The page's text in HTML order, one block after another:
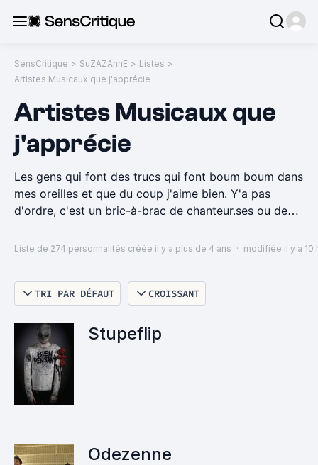
SensCritique > SuZAZAnnE > Listes >
Artistes Musicaux que j'apprécie
Artistes Musicaux que
j'apprécie
Les gens qui font des trucs qui font boum boum dans
mes oreilles et que du coup j'aime bien. Y'a pas
d'ordre, c'est un bric-à-brac de chanteur.ses ou de
Liste de 274 personnalités créée il y a plus de 4 ans · modifiée il y a 10
TRI PAR DÉFAUT CROISSANT
Stupeflip
Odezenne